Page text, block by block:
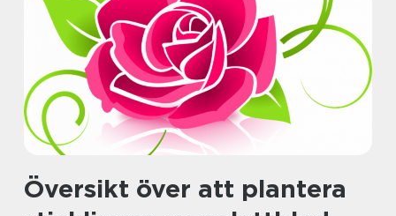
Översikt över att plantera